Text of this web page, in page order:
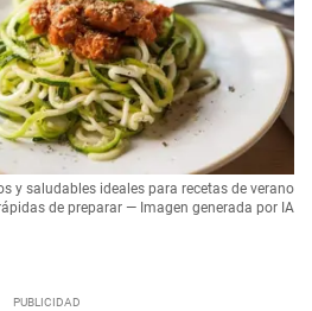
y saludables ideales para recetas de verano
de preparar — Imagen generada por IA